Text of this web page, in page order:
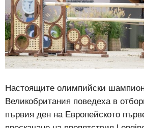
Настоящите олимпийски
Великобритания поведеха в
първия ден на Европейското